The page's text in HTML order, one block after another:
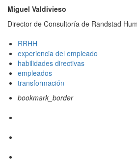
Miguel Valdivieso
Director de Consultoría de Randstad
RRHH
experiencia del empleado
habilidades directivas
empleados
transformación
bookmark_border